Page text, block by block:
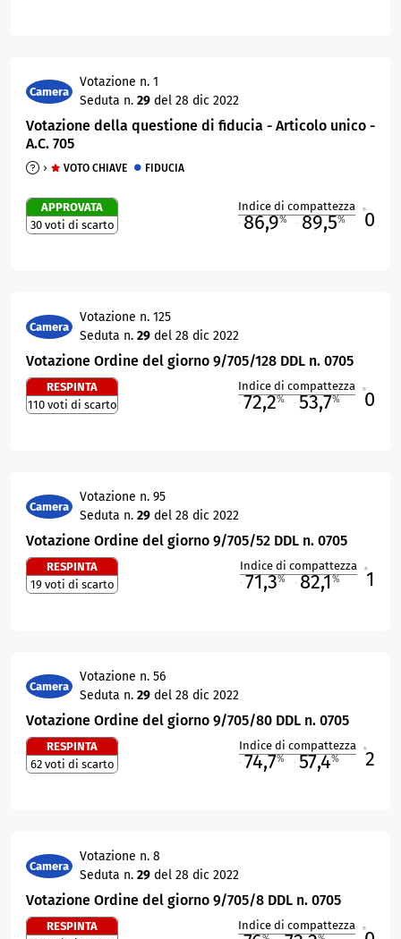
Camera
Votazione n. 1
Seduta n. 29 del 28 dic 2022
Votazione della questione di fiducia - Articolo unico -
A.C. 705​
VOTO CHIAVE FIDUCIA
APPROVATA
30 voti di scarto
Indice di compattezza
86,9% 89,5% 0
Camera
Votazione n. 125
Seduta n. 29 del 28 dic 2022
Votazione Ordine del giorno 9/705/128 DDL n. 0705
RESPINTA
110 voti di scarto
Indice di compattezza
72,2% 53,7% 0
Camera
Votazione n. 95
Seduta n. 29 del 28 dic 2022
Votazione Ordine del giorno 9/705/52 DDL n. 0705
RESPINTA
19 voti di scarto
Indice di compattezza
71,3% 82,1% 1
Camera
Votazione n. 56
Seduta n. 29 del 28 dic 2022
Votazione Ordine del giorno 9/705/80 DDL n. 0705
RESPINTA
62 voti di scarto
Indice di compattezza
74,7% 57,4% 2
Camera
Votazione n. 8
Seduta n. 29 del 28 dic 2022
Votazione Ordine del giorno 9/705/8 DDL n. 0705
RESPINTA
Indice di compattezza